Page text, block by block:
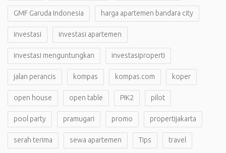
GMF Garuda Indonesia harga apartemen bandara city
investasi investasi apartemen
investasi menguntungkan investasiproperti
jalan perancis kompas kompas.com koper
open house open table PIK2 pilot
pool party pramugari promo propertijakarta
serah terima sewa apartemen Tips travel